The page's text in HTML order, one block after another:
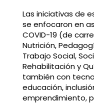
Las iniciativas de
se enfocaron en
COVID-19 (de
Nutrición,
Trabajo Social,
Rehabilitación y
también con
educación,
emprendimiento,